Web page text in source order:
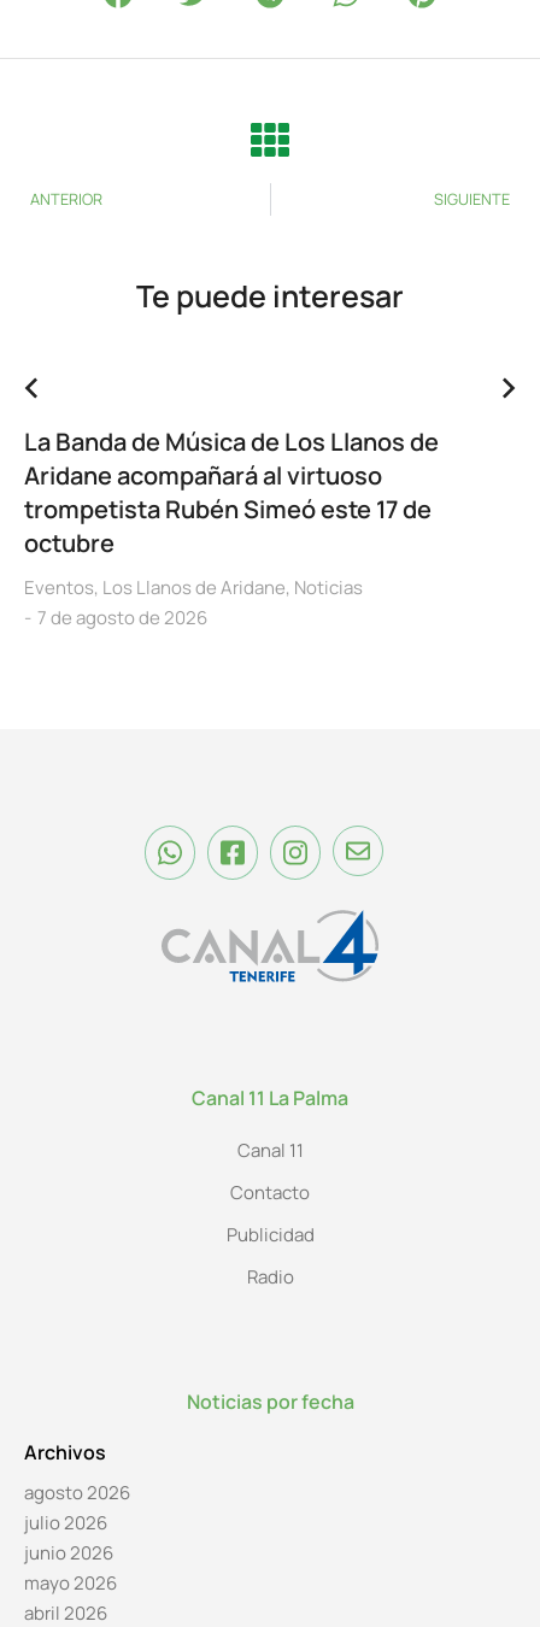
ANTERIOR SIGUIENTE
Te puede interesar
La Banda de Música de Los Llanos de
Aridane acompañará al virtuoso
trompetista Rubén Simeó este 17 de
octubre
Eventos, Los Llanos de Aridane, Noticias
7 de agosto de 2026
Canal 11 La Palma
Canal 11
Contacto
Publicidad
Radio
Noticias por fecha
Archivos
agosto 2026
julio 2026
junio 2026
mayo 2026
abril 2026